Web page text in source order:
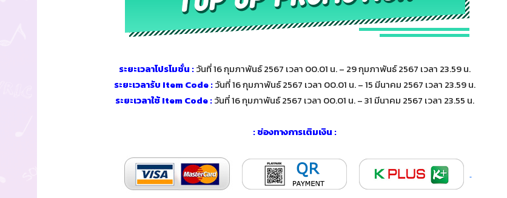
ระยะเวลาโปรโมชั่น :วันที่ 16 กุมภาพันธ์ 2567 เวลา 00.01 น. – 29 กุมภาพันธ์ 2567 เวลา 23.59 น.
ระยะเวลารับ Item Code :วันที่ 16 กุมภาพันธ์ 2567 เวลา 00.01 น. – 15 มีนาคม 2567 เวลา 23.59 น.
ระยะเวลาใช้ Item Code :วันที่ 16 กุมภาพันธ์ 2567 เวลา 00.01 น. – 31 มีนาคม 2567 เวลา 23.55 น.
: ช่องทางการเติมเงิน :